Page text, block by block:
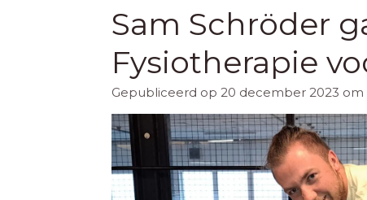
Sam Schröder
Fysiotherapie
Gepubliceerd op 20 december 2023 om